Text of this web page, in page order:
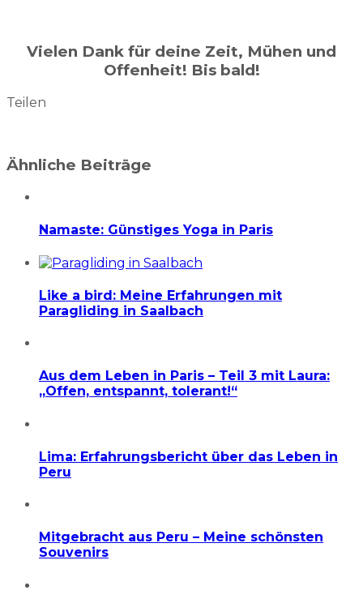
Vielen Dank für deine Zeit, Mühen und
Offenheit! Bis bald!
Teilen
Ähnliche Beiträge
Namaste: Günstiges Yoga in Paris
Like a bird: Meine Erfahrungen mit
Paragliding in Saalbach
Aus dem Leben in Paris – Teil 3 mit Laura:
„Offen, entspannt, tolerant!“
Lima: Erfahrungsbericht über das Leben in
Peru
Mitgebracht aus Peru – Meine schönsten
Souvenirs